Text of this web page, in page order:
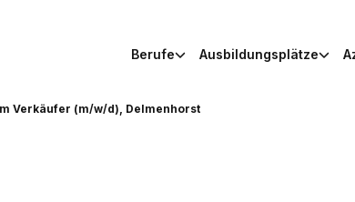
Berufe Ausbildungsplätze
Verkäufer (m/w/d), Delmenhorst